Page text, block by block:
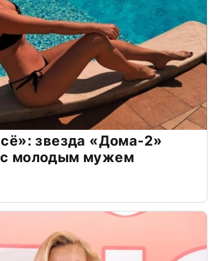
звезда «Дома-2»
с молодым мужем